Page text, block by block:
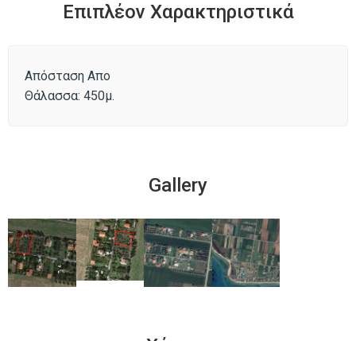
Επιπλέον Χαρακτηριστικά
Απόσταση Απο
Θάλασσα: 450μ.
Gallery